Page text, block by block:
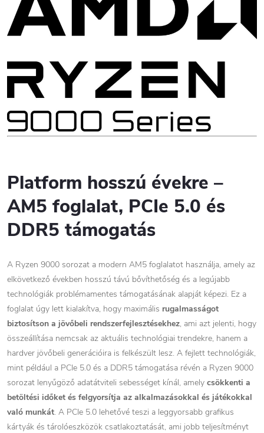
Platform hosszú évekre –
AM5 foglalat, PCIe 5.0 és
DDR5 támogatás
A Ryzen 9000 sorozat a modern AM5 foglalatot használja, amely az
elkövetkező években hosszú távú bővíthetőség és a legújabb
technológiák problémamentes támogatásának alapját képezi. Ez a
foglalat úgy lett kialakítva, hogy maximális rugalmasságot
biztosítson a jövőbeli rendszerfejlesztésekhez, ami azt jelenti, hogy
összeállítása nemcsak az aktuális technológiai trendekre, hanem a
hardver jövőbeli generációira is felkészült lesz. A fejlett technológiák,
mint például a PCIe 5.0 és a DDR5 támogatása révén a Ryzen 9000
sorozat lenyűgöző adatátviteli sebességet kínál, amely csökkenti a
betöltési időket és felgyorsítja az alkalmazásokkal és játékokkal
való munkát. A PCIe 5.0 lehetővé teszi a leggyorsabb grafikus
kártyák és tárolóeszközök csatlakoztatását, ami jobb teljesítményt